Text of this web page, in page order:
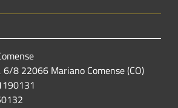
6/8 22066 Mariano Comense (CO)